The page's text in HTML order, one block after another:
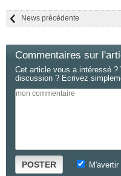
News précédente
Commentaires sur
Cet article vous a intéressé ?
discussion ? Ecrivez
POSTER